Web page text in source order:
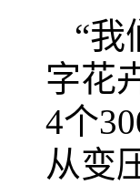
“我
字花
4个
从变